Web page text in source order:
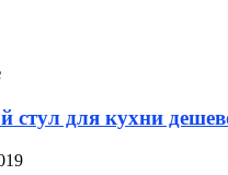
стул для кухни